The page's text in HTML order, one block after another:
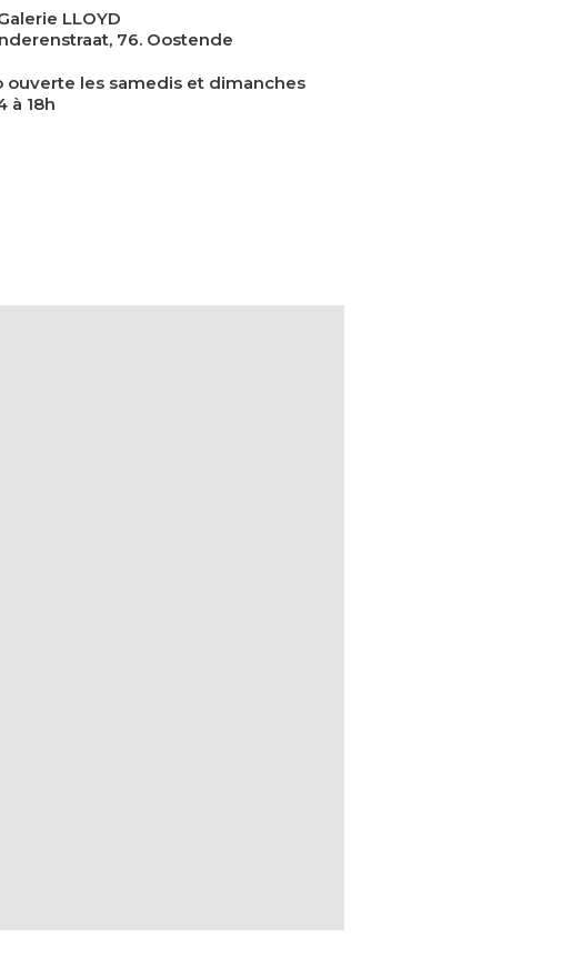
LLOYD
76. Oostende
ouverte les samedis et dimanches
à 18h